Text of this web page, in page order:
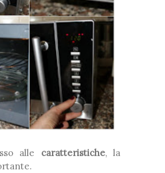
alle caratteristiche, la